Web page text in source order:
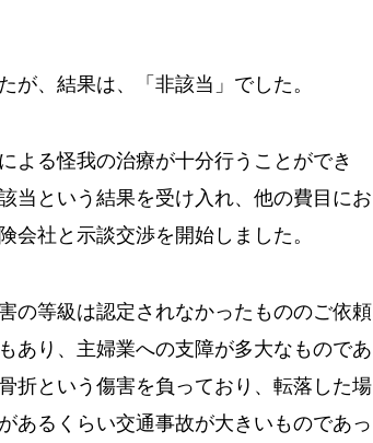
が、結果は、「非該当」でした。
よる怪我の治療が十分行うことができ
当という結果を受け入れ、他の費目にお
会社と示談交渉を開始しました。
の等級は認定されなかったもののご依頼
あり、主婦業への支障が多大なものであ
折という傷害を負っており、転落した場
あるくらい交通事故が大きいものであっ